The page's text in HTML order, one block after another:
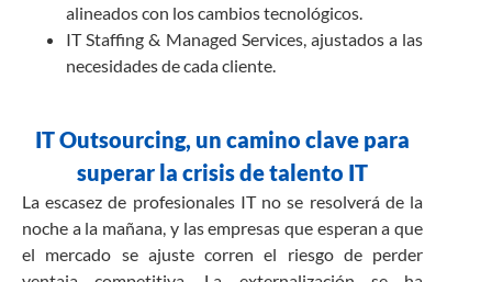
alineados con los cambios tecnológicos.
IT Staffing & Managed Services, ajustados a las
necesidades de cada cliente.
IT Outsourcing, un camino clave para
superar la crisis de talento IT
La escasez de profesionales IT no se resolverá de la
noche a la mañana, y las empresas que esperan a que
el mercado se ajuste corren el riesgo de perder